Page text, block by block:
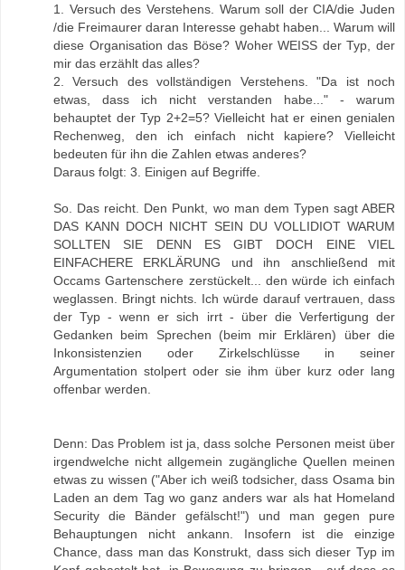
1. Versuch des Verstehens. Warum soll der CIA/die Juden
/die Freimaurer daran Interesse gehabt haben... Warum will
diese Organisation das Böse? Woher WEISS der Typ, der
mir das erzählt das alles?
2. Versuch des vollständigen Verstehens. "Da ist noch
etwas, dass ich nicht verstanden habe..." - warum
behauptet der Typ 2+2=5? Vielleicht hat er einen genialen
Rechenweg, den ich einfach nicht kapiere? Vielleicht
bedeuten für ihn die Zahlen etwas anderes?
Daraus folgt: 3. Einigen auf Begriffe.
So. Das reicht. Den Punkt, wo man dem Typen sagt ABER
DAS KANN DOCH NICHT SEIN DU VOLLIDIOT WARUM
SOLLTEN SIE DENN ES GIBT DOCH EINE VIEL
EINFACHERE ERKLÄRUNG und ihn anschließend mit
Occams Gartenschere zerstückelt... den würde ich einfach
weglassen. Bringt nichts. Ich würde darauf vertrauen, dass
der Typ - wenn er sich irrt - über die Verfertigung der
Gedanken beim Sprechen (beim mir Erklären) über die
Inkonsistenzien oder Zirkelschlüsse in seiner
Argumentation stolpert oder sie ihm über kurz oder lang
offenbar werden.
Denn: Das Problem ist ja, dass solche Personen meist über
irgendwelche nicht allgemein zugängliche Quellen meinen
etwas zu wissen ("Aber ich weiß todsicher, dass Osama bin
Laden an dem Tag wo ganz anders war als hat Homeland
Security die Bänder gefälscht!") und man gegen pure
Behauptungen nicht ankann. Insofern ist die einzige
Chance, dass man das Konstrukt, dass sich dieser Typ im